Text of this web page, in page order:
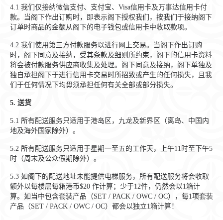
4.1 我们仅接纳微信支付、支付宝、Visa信用卡及万事达信用卡付
款。当阁下作出订购时，即表示阁下授权我们，按我们于接纳阁下
订单时商品的金额从阁下的电子钱包或信用卡中收取款项。
4.2 我们使用第三方付款服务以进行网上交易。当阁下作出订购
时，阁下同意及接纳，受其条款及细则所约束，阁下的信用卡资料
将会被付款服务供应商收集及处理。阁下同意及接纳，阁下单独及
独自承担阁下于进行信用卡交易时所招致或产生的任何损失，且我
们于任何情况下均毋须承担任何有关全部或部分损失。
5. 送货
5.1 所有配送服务只适用于港岛区，九龙及新界区（离岛、中国内
地及海外国家除外）。
5.2 所有配送服务只适用于星期一至五的工作天，上午11时至下午5
时（周末及公众假期除外）。
5.3 如阁下的配送地址未能提供电梯服务，所有配送服务将会收取
额外以每楼层每箱港币$20 作计算；少于12件，仍然会以1箱计
算。如当中包含套装产品（SET / PACK / OWC / OC），每1项套装
产品（SET / PACK / OWC / OC）都会以独立1箱计算！